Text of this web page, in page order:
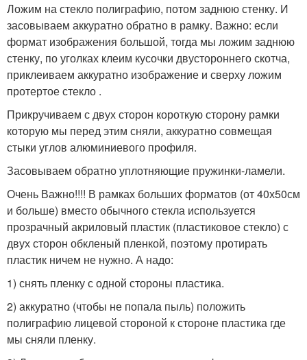
Ложим на стекло полиграфию, потом заднюю стенку. И
засовываем аккуратно обратно в рамку. Важно: если
формат изображения большой, тогда мы ложим заднюю
стенку, по уголках клеим кусочки двустороннего скотча,
приклеиваем аккуратно изображение и сверху ложим
протертое стекло .
Прикручиваем с двух сторон короткую сторону рамки
которую мы перед этим сняли, аккуратно совмещая
стыки углов алюминиевого профиля.
Засовываем обратно уплотняющие пружинки-ламели.
Очень Важно!!!! В рамках больших форматов (от 40х50см
и больше) вместо обычного стекла используется
прозрачный акриловый пластик (пластиковое стекло) с
двух сторон обкленый пленкой, поэтому протирать
пластик ничем не нужно. А надо:
1) снять пленку с одной стороны пластика.
2) аккуратно (чтобы не попала пыль) положить
полиграфию лицевой стороной к стороне пластика где
мы сняли пленку.